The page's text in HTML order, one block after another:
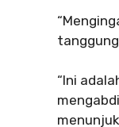
“Ini